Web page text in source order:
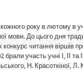
кожного року в лютому в
мови. До цього дня
конкурс читання віршів
брали участь учні І, ІІ
Н. Красоткіної, Л.